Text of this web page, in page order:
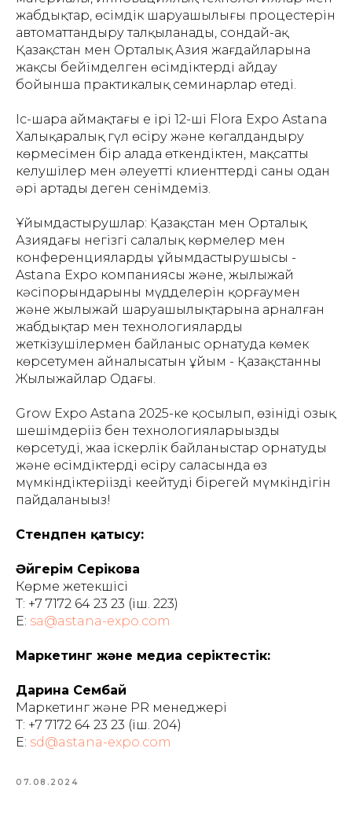
жабдықтар, өсімдік шаруашылығы процестерін
автоматтандыру талқыланады, сондай-ақ
Қазақстан мен Орталық Азия жағдайларына
жақсы бейімделген өсімдіктерді айдау
бойынша практикалық семинарлар өтеді.
Іс-шара аймақтағы ең ірі 12-ші Flora Expo Astana
Халықаралық гүл өсіру және көгалдандыру
көрмесімен бір алаңда өткендіктен, мақсатты
келушілер мен әлеуетті клиенттердің саны одан
әрі артады деген сенімдеміз.
Ұйымдастырушлар: Қазақстан мен Орталық
Азиядағы негізгі салалық көрмелер мен
конференциялардың ұйымдастырушысы -
Astana Expo компаниясы және, жылыжай
кәсіпорындарының мүдделерін қорғаумен
және жылыжай шаруашылықтарына арналған
жабдықтар мен технологияларды
жеткізушілермен байланыс орнатуда көмек
көрсетумен айналысатын ұйым - Қазақстанның
Жылыжайлар Одағы.
Grow Expo Astana 2025-ке қосылып, өзініңдің озық
шешімдеріңіз бен технологияларыңызды
көрсетудің, жаңа іскерлік байланыстар орнатудың
және өсімдіктерді өсіру саласында өз
мүмкіндіктеріңізді кеңейтудің бірегей мүмкіндігін
пайдаланыңыз!
Стендпен қатысу:
Әйгерім Серікова
Көрме жетекшісі
Т: +7 7172 64 23 23 (іш. 223)
Е: sa@astana-expo.com
Маркетинг және медиа серіктестік:
Дарина Сембай
Маркетинг және PR менеджері
Т: +7 7172 64 23 23 (іш. 204)
Е: sd@astana-expo.com
07.08.2024